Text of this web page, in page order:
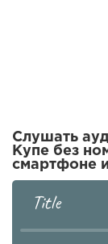
Слушать
Купе без
смартфоне
Title